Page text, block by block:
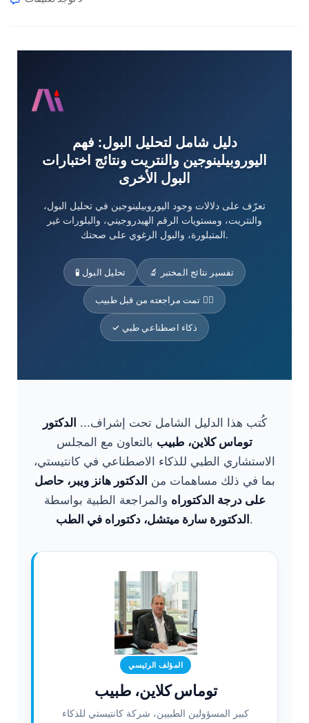
دليل شامل لتحليل البول: فهم
اليوروبيلينوجين والنتريت ونتائج اختبارات
البول الأخرى
تعرّف على دلالات وجود اليوروبيلينوجين في تحليل البول،
والنتريت، ومستويات الرقم الهيدروجيني، والبلورات غير
المتبلورة، والبول الرغوي على صحتك.
🧪 تحليل البول 🔬 تفسير نتائج المختبر
تمت مراجعته من قبل طبيب 👨‍⚕️
✓ ذكاء اصطناعي طبي
كُتب هذا الدليل الشامل تحت إشراف... الدكتور
توماس كلاين، طبيب بالتعاون مع المجلس
الاستشاري الطبي للذكاء الاصطناعي في كانتيستي،
بما في ذلك مساهمات من الدكتور هانز ويبر، حاصل
على درجة الدكتوراه والمراجعة الطبية بواسطة
الدكتورة سارة ميتشل، دكتوراه في الطب .
المؤلف الرئيسي
توماس كلاين، طبيب
كبير المسؤولين الطبيين، شركة كانتيستي للذكاء